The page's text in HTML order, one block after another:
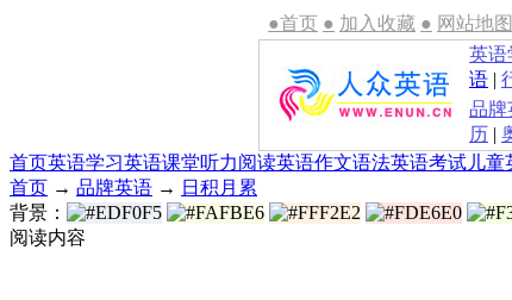
●首页 ● 加入收藏 ● 网站地图
英语
语 |
品牌
历 |
首页英语学习英语课堂听力阅读英语作文语法英语考试 儿童
首页 → 品牌英语 → 日积月累
背景：
阅读内容